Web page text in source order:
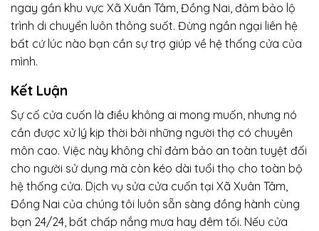
ngay gần khu vực Xã Xuân Tâm, Đồng Nai, đảm bảo lộ
trình di chuyển luôn thông suốt. Đừng ngần ngại liên hệ
bất cứ lúc nào bạn cần sự trợ giúp về hệ thống cửa của
mình.
Kết Luận
Sự cố cửa cuốn là điều không ai mong muốn, nhưng nó
cần được xử lý kịp thời bởi những người thợ có chuyên
môn cao. Việc này không chỉ đảm bảo an toàn tuyệt đối
cho người sử dụng mà còn kéo dài tuổi thọ cho toàn bộ
hệ thống cửa. Dịch vụ sửa cửa cuốn tại Xã Xuân Tâm,
Đồng Nai của chúng tôi luôn sẵn sàng đồng hành cùng
bạn 24/24, bất chấp nắng mưa hay đêm tối. Nếu cửa